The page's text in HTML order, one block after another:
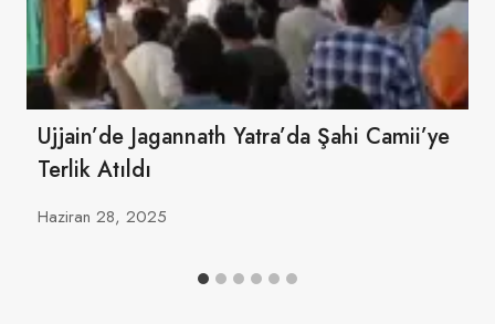
Ujjain’de Jagannath Yatra’da Şahi Camii’ye
Terlik Atıldı
Haziran 28, 2025